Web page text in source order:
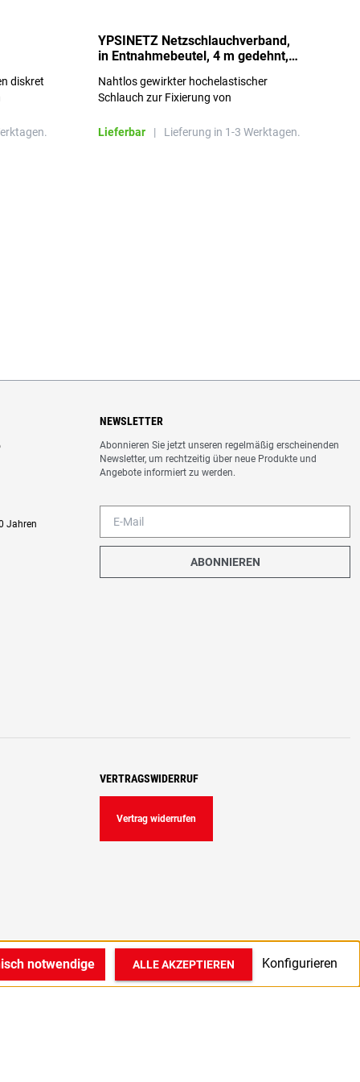
diskret
YPSINETZ Netzschlauchverband,
in Entnahmebeutel, 4 m gedehnt,
Nahtlos gewirkter hochelastischer
Schlauch zur Fixierung von
Lieferbar
| Lieferung in 1-3 Werktagen.
Jahren
NEWSLETTER
Abonnieren Sie jetzt unseren regelmäßig erscheinenden
Newsletter, um rechtzeitig über neue Produkte und
Angebote informiert zu werden.
ABONNIEREN
VERTRAGSWIDERRUF
Vertrag widerrufen
notwendige Konfigurieren
ALLE AKZEPTIEREN